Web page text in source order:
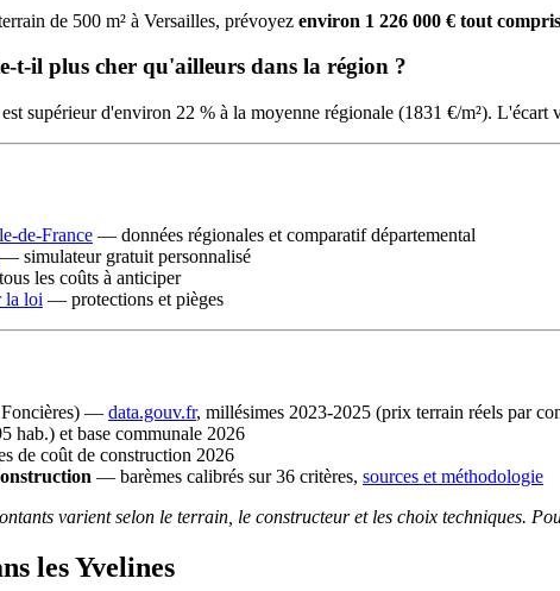
de 500 m² à Versailles, prévoyez environ 1 226 000 € tout compris
t-il plus cher qu'ailleurs dans la région ?
supérieur d'environ 22 % à la moyenne régionale (1831 €/m²).
de-France — données régionales et comparatif départemental
— simulateur gratuit personnalisé
les coûts à anticiper
la loi — protections et pièges
Foncières) — data.gouv.fr, millésimes 2023-2025 (prix terrain réels par
hab.) et base communale 2026
de coût de construction 2026
— barèmes calibrés sur 36 critères, sources et méthodologie
varient selon le terrain, le constructeur et les choix techniques.
les Yvelines